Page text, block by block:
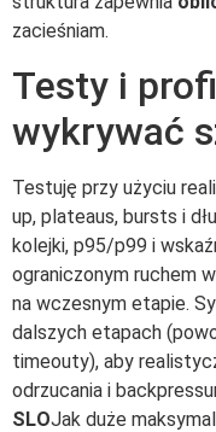
zacieśniam.
Testy i
wykrywać
Testuję przy użyciu
up, plateaus, bursts i
kolejki, p95/p99 i
ograniczonym ruchem
na wczesnym etapie.
dalszych etapach
timeouty), aby
odrzucania i
SLOJak duże